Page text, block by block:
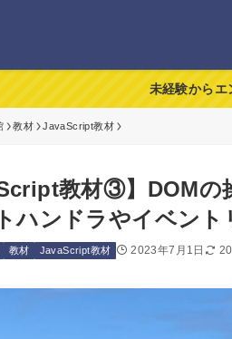
未経験からエ
教材 JavaScript教材
教材③】DOMの
ハンドラやイベン
教材 JavaScript教材 2023年7月1日